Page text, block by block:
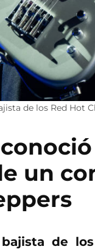
de los Red Hot
un
bajista de los